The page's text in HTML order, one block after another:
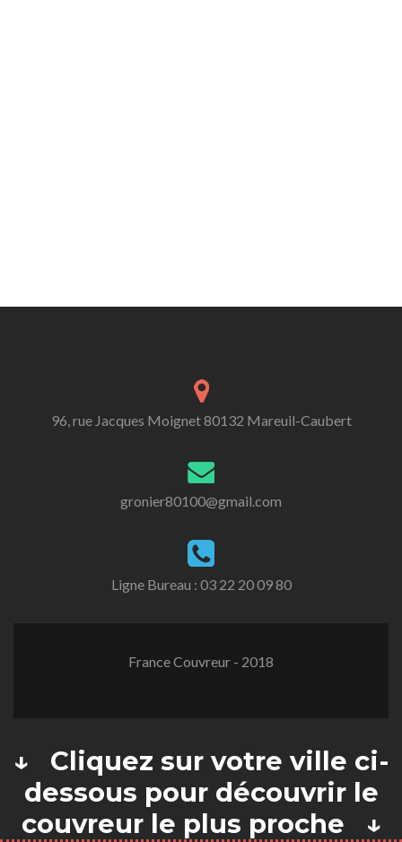
96, rue Jacques Moignet 80132 Mareuil-Caubert
gronier80100@gmail.com
Ligne Bureau : 03 22 20 09 80
France Couvreur - 2018
↓ Cliquez sur votre ville ci-
dessous pour découvrir le
couvreur le plus proche ↓